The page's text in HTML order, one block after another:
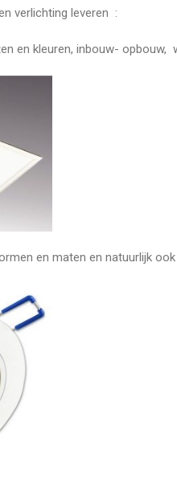
verlichting leveren :
en kleuren, inbouw- opbouw,
en maten en natuurlijk